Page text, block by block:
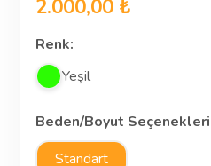
2.000,00 ₺
Renk:
Yeşil
Beden/Boyut
Standart